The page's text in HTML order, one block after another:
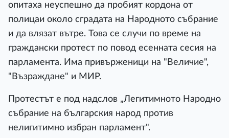
опитаха неуспешно да пробият кордона от
полицаи около сградата на Народното събрание
и да влязат вътре. Това се случи по време на
граждански протест по повод есенната сесия на
парламента. Има привърженици на "Величие",
"Възраждане" и МИР.
Протестът е под надслов „Легитимното Народно
събрание на българския народ против
нелигитимно избран парламент".